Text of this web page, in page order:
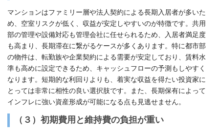
マンションはファミリー層や法人契約による長期入居者が多いた
め、空室リスクが低く、収益が安定しやすいのが特徴です。共用
部の管理や設備対応も管理会社に任せられるため、入居者満足度
も高まり、長期滞在に繋がるケースが多くあります。特に都市部
の物件は、転勤族や企業契約による需要が安定しており、賃料水
準も高めに設定できるため、キャッシュフローの予測もしやすく
なります。短期的な利回りよりも、着実な収益を得たい投資家に
とっては非常に相性の良い選択肢です。また、長期保有によって
インフレに強い資産形成が可能になる点も見逃せません。
（３）初期費用と維持費の負担が重い